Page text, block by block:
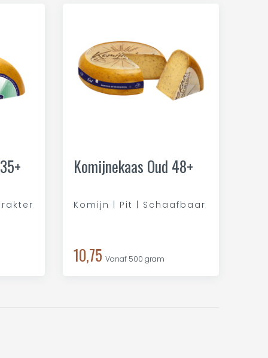
Komijnekaas Oud 48+
Komijn | Pit | Schaafbaar
10,75 Vanaf 500 gram